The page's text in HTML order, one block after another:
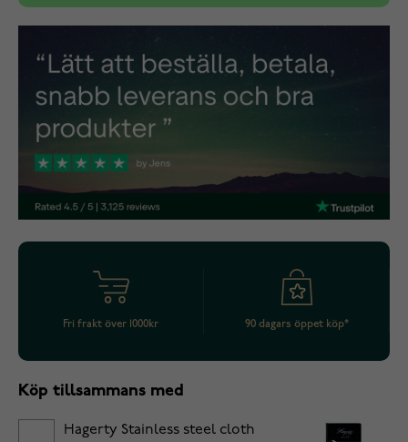
Fri frakt över 1000kr 90 dagars öppet köp*
Köp tillsammans med
Hagerty Stainless steel cloth